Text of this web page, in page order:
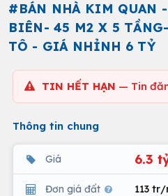
#BÁN NHÀ KIM QUAN
BIÊN- 45 M2 X 5
TÔ - GIÁ NHỈNH 6 TỶ
TIN HẾT HẠN — Tin
Thông tin chung
Giá 6.3
Đơn giá đất 113 tr/